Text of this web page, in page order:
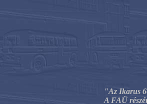
"Az Ikarus
A FAÜ